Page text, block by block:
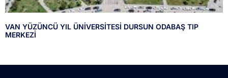
VAN YÜZÜNCÜ YIL ÜNİVERSİTESİ DURSUN ODABAŞ TIP
MERKEZİ